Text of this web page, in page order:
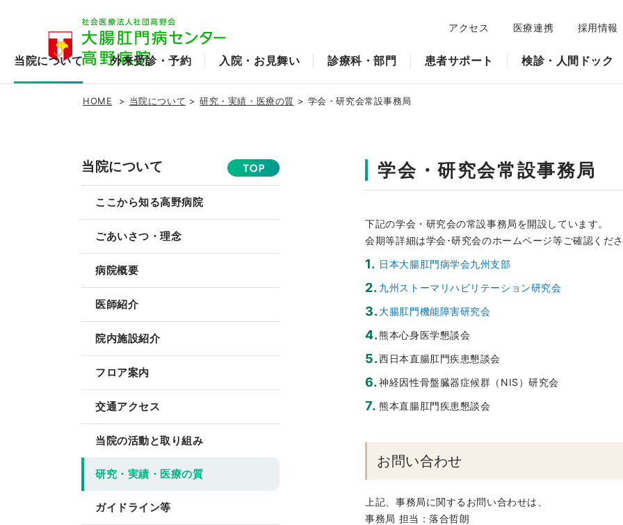
アクセス 医療連携 採用情報
当院について 外来受診・予約 入院・お見舞い 診療科・部門 患者サポート 検診・人間ドック
HOME 当院について 研究・実績・医療の質 学会・研究会常設事務局
学会・研究会常設事務局
下記の学会・研究会の常設事務局を開設しています。
会期等詳細は学会･研究会のホームページ等ご確認くだ
1. 日本大腸肛門病学会九州支部
2. 九州ストーマリハビリテーション研究会
3. 大腸肛門機能障害研究会
4.熊本心身医学懇談会
5.西日本直腸肛門疾患懇談会
6. 神経因性骨盤臓器症候群（NIS）研究会
7. 熊本直腸肛門疾患懇談会
お問い合わせ
上記、事務局に関するお問い合わせは、
事務局 担当：落合哲朗
当院について
ここから知る高野病院
ごあいさつ・理念
病院概要
医師紹介
院内施設紹介
フロア案内
交通アクセス
当院の活動と取り組み
研究・実績・医療の質
ガイドライン等